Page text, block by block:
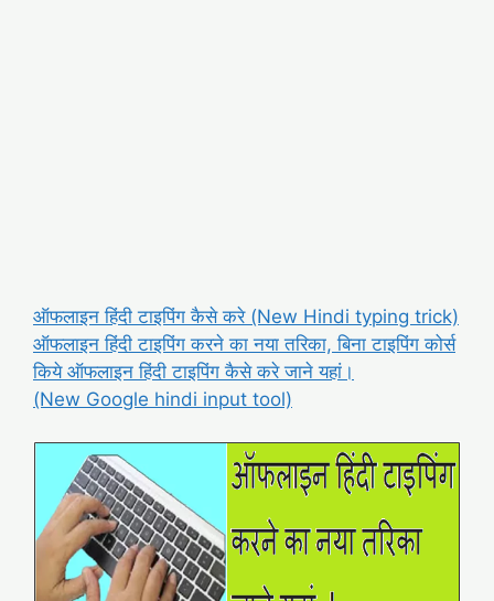
ऑफलाइन हिंदी टाइपिंग कैसे करे (New Hindi typing trick)
ऑफलाइन हिंदी टाइपिंग करने का नया तरिका, बिना टाइपिंग कोर्स
किये ऑफलाइन हिंदी टाइपिंग कैसे करे जाने यहां।
(New Google hindi input tool)